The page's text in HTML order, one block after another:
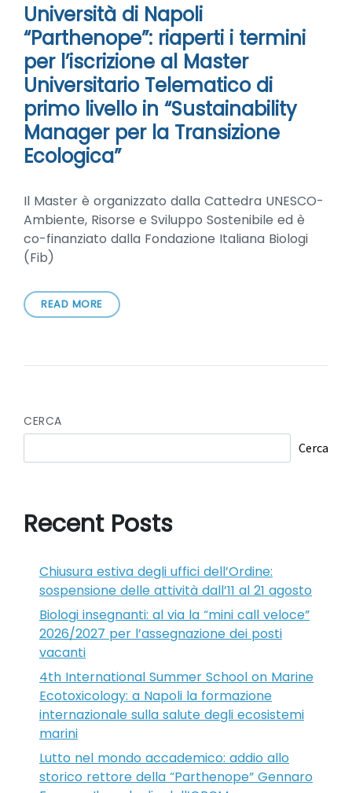
Università di Napoli
“Parthenope”: riaperti i termini
per l’iscrizione al Master
Universitario Telematico di
primo livello in “Sustainability
Manager per la Transizione
Ecologica”
Il Master è organizzato dalla Cattedra UNESCO-
Ambiente, Risorse e Sviluppo Sostenibile ed è
co-finanziato dalla Fondazione Italiana Biologi
(Fib)
READ MORE
CERCA
Cerca
Recent Posts
Chiusura estiva degli uffici dell’Ordine:
sospensione delle attività dall’11 al 21 agosto
Biologi insegnanti: al via la “mini call veloce”
2026/2027 per l’assegnazione dei posti
vacanti
4th International Summer School on Marine
Ecotoxicology: a Napoli la formazione
internazionale sulla salute degli ecosistemi
marini
Lutto nel mondo accademico: addio allo
storico rettore della “Parthenope” Gennaro